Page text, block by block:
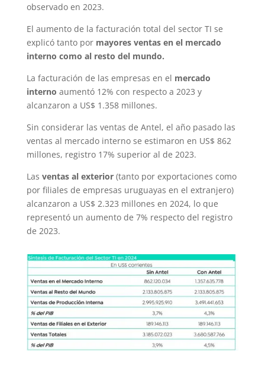
observado en 2023.
El aumento de la facturación total del sector TI se
explicó tanto pormayores ventas en el mercado
interno como al resto del mundo.
La facturación de las empresas en el mercado
interno aumentó 12% con respecto a 2023 y
alcanzaron a US$ 1.358 millones.
Sin considerar las ventas de Antel, el año pasado las
ventas al mercado interno se estimaron en US$ 862
millones, registro 17% superior al de 2023.
Las ventas al exterior(tanto por exportaciones como
por filiales de empresas uruguayas en el extranjero)
alcanzaron a US$ 2.323 millones en 2024, lo que
representó un aumento de 7% respecto del registro
de 2023.